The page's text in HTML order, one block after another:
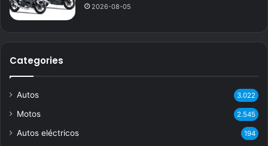
2026-08-05
Categories
Autos 3.022
Motos 2.545
Autos eléctricos 194